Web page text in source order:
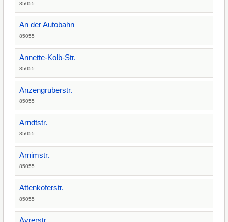
85055
An der Autobahn
85055
Annette-Kolb-Str.
85055
Anzengruberstr.
85055
Arndtstr.
85055
Arnimstr.
85055
Attenkoferstr.
85055
Ayrerstr.